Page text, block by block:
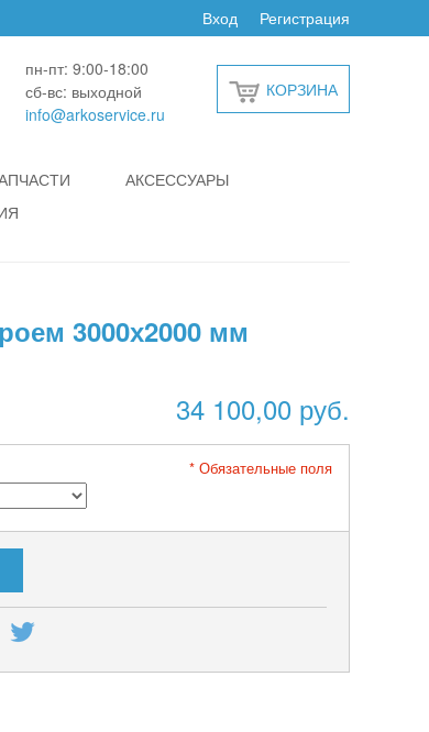
Регистрация
Вход
пн-пт: 9:00-18:00
сб-вс: выходной
info@arkoservice.ru
КОРЗИНА
АКСЕССУАРЫ
3000х2000 мм
34 100,00 руб.
* Обязательные поля